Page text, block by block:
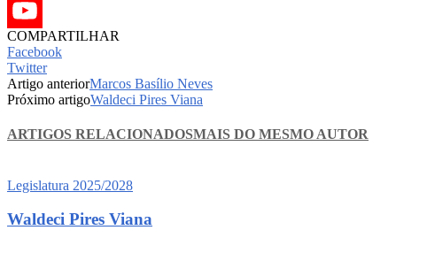
COMPARTILHAR
Facebook
Twitter
Artigo anteriorMarcos Basílio Neves
Próximo artigoWaldeci Pires Viana
ARTIGOS RELACIONADOSMAIS DO MESMO AUTOR
Legislatura 2025/2028
Waldeci Pires Viana